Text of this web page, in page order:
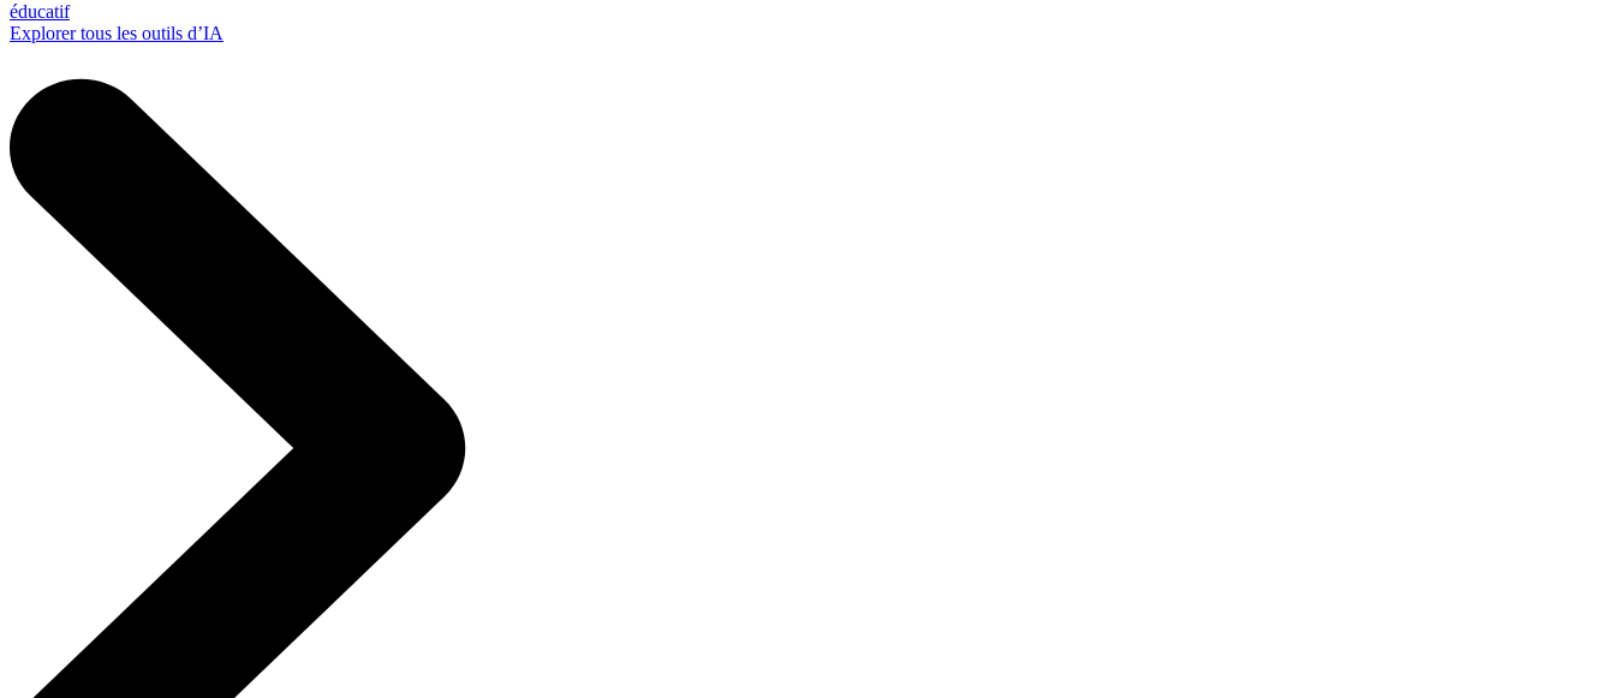
éducatif
Explorer tous les outils d’IA